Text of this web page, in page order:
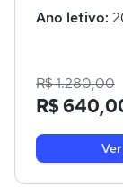
Ano letivo:
R$ 1.280,00
R$